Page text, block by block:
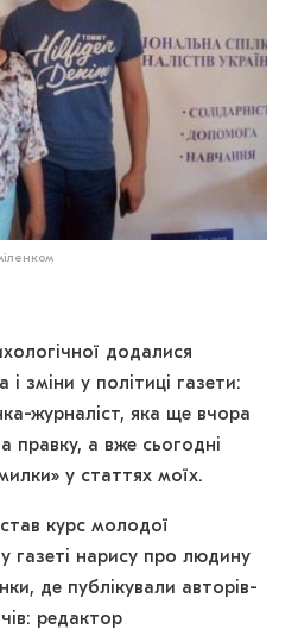
додалися
і зміни у політиці газети:
журналіст, яка ще вчора
правку, а вже сьогодні
у статтях моїх.
курс молодої
газеті нарису про людину
де публікували авторів-
редактор